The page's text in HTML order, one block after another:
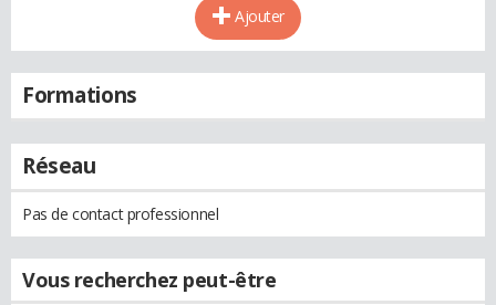
Ajouter
Formations
Réseau
Pas de contact professionnel
Vous recherchez peut-être